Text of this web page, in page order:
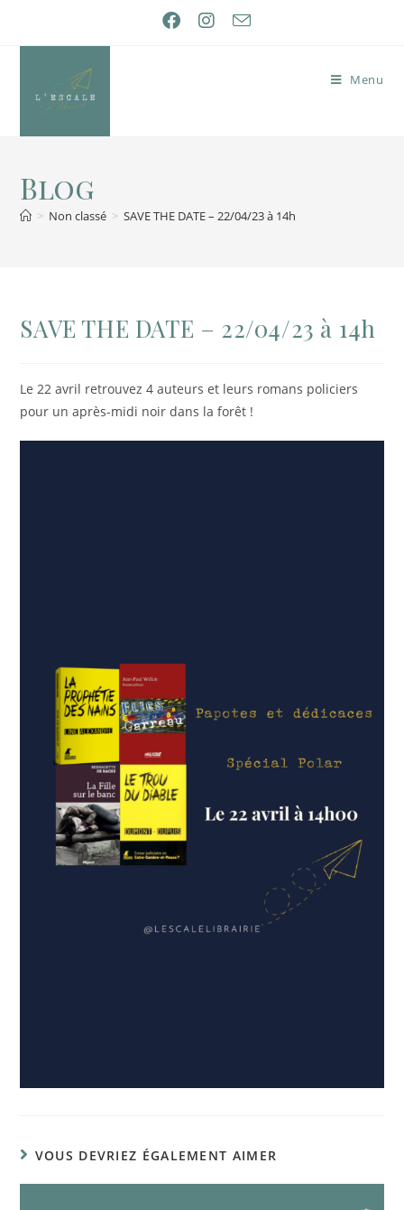
Menu
Blog
> Non classé > SAVE THE DATE – 22/04/23 à 14h
SAVE THE DATE – 22/04/23 à 14h
Le 22 avril retrouvez 4 auteurs et leurs romans policiers
pour un après-midi noir dans la forêt !
VOUS DEVRIEZ ÉGALEMENT AIMER